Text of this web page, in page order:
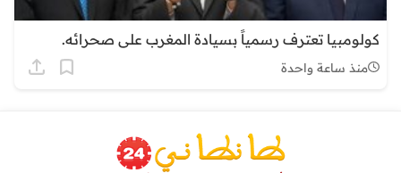
كولومبيا تعترف رسمياً بسيادة المغرب على صحرائه.
منذ ساعة واحدة